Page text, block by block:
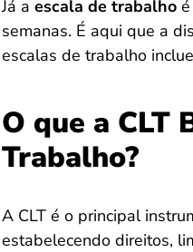
Já a escala de trabalhoé
semanas. É aqui que a
escalas de trabalho
O que a CLT
Trabalho?
A CLT é o principal
estabelecendo direitos,